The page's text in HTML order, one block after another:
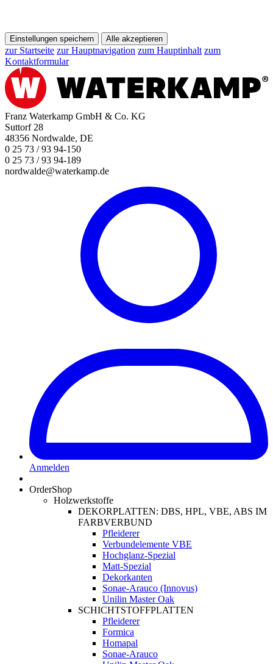
Einstellungen speichern Alle akzeptieren
zur Startseite zur Hauptnavigation zum Hauptinhalt zum
Kontaktformular
Franz Waterkamp GmbH & Co. KG
Suttorf 28
48356 Nordwalde, DE
0 25 73 / 93 94-150
0 25 73 / 93 94-189
nordwalde@waterkamp.de
Anmelden
OrderShop
Holzwerkstoffe
DEKORPLATTEN: DBS, HPL, VBE, ABS IM
FARBVERBUND
Pfleiderer
Verbundelemente VBE
Hochglanz-Spezial
Matt-Spezial
Dekorkanten
Sonae-Arauco (Innovus)
Unilin Master Oak
SCHICHTSTOFFPLATTEN
Pfleiderer
Formica
Homapal
Sonae-Arauco